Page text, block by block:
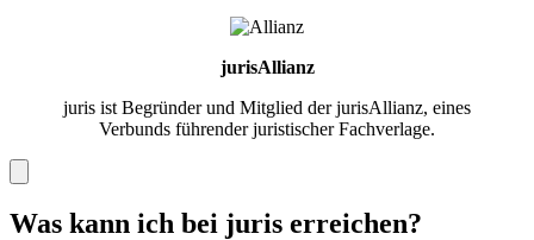
jurisAllianz
juris ist Begründer und Mitglied der jurisAllianz, eines
Verbunds führender juristischer Fachverlage.
Was kann ich bei juris erreichen?